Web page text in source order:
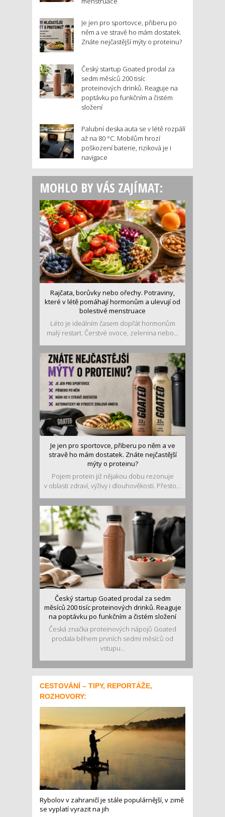
Je jen pro sportovce, přiberu po
něm a ve stravě ho mám dostatek.
Znáte nejčastější mýty o proteinu?
Český startup Goated prodal za
sedm měsíců 200 tisíc
proteinových drinků. Reaguje na
poptávku po funkčním a čistém
složení
Palubní deska auta se v létě rozpálí
až na 80 °C. Mobilům hrozí
poškození baterie, riziková je i
navigace
MOHLO BY VÁS ZAJÍMAT:
Rajčata, borůvky nebo ořechy. Potraviny,
které v létě pomáhají hormonům a ulevují od
bolestivé menstruace
Léto je ideálním časem dopřát hormonům
malý restart. Čerstvé ovoce, zelenina nebo...
Je jen pro sportovce, přiberu po něm a ve
stravě ho mám dostatek. Znáte nejčastější
mýty o proteinu?
Pojem protein již nějakou dobu rezonuje
v oblasti zdraví, výživy i dlouhověkosti. Přesto...
Český startup Goated prodal za sedm
měsíců 200 tisíc proteinových drinků. Reaguje
na poptávku po funkčním a čistém složení
Česká značka proteinových nápojů Goated
prodala během prvních sedmi měsíců od
vstupu...
CESTOVÁNÍ – TIPY, REPORTÁŽE,
ROZHOVORY:
Rybolov v zahraničí je stále populárnější, v zimě
se vyplatí vyrazit na jih